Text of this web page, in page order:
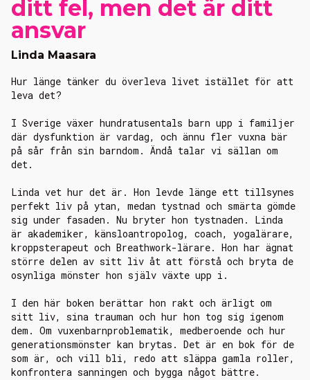
ditt fel, men det är ditt
ansvar
Linda Maasara
Hur länge tänker du överleva livet istället för att
leva det?
I Sverige växer hundratusentals barn upp i familjer
där dysfunktion är vardag, och ännu fler vuxna bär
på sår från sin barndom. Ändå talar vi sällan om
det.
Linda vet hur det är. Hon levde länge ett tillsynes
perfekt liv på ytan, medan tystnad och smärta gömde
sig under fasaden. Nu bryter hon tystnaden. Linda
är akademiker, känsloantropolog, coach, yogalärare,
kroppsterapeut och Breathwork-lärare. Hon har ägnat
större delen av sitt liv åt att förstå och bryta de
osynliga mönster hon själv växte upp i.
I den här boken berättar hon rakt och ärligt om
sitt liv, sina trauman och hur hon tog sig igenom
dem. Om vuxenbarnproblematik, medberoende och hur
generationsmönster kan brytas. Det är en bok för de
som är, och vill bli, redo att släppa gamla roller,
konfrontera sanningen och bygga något bättre.